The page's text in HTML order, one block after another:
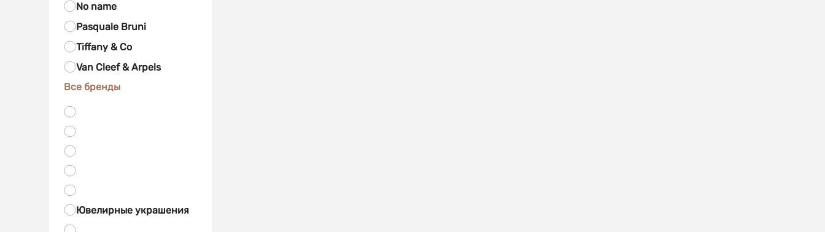
No name
Pasquale Bruni
Tiffany & Co
Van Cleef & Arpels
Все бренды
Ювелирные украшения